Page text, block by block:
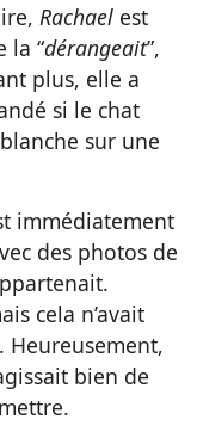
Rachael est
la “dérangeait”,
plus, elle a
si le chat
sur une
immédiatement
des photos de
cela n’avait
bien de